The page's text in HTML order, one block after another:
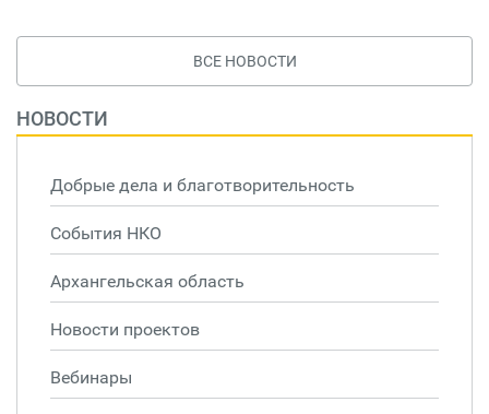
ВСЕ НОВОСТИ
НОВОСТИ
Добрые дела и благотворительность
События НКО
Архангельская область
Новости проектов
Вебинары